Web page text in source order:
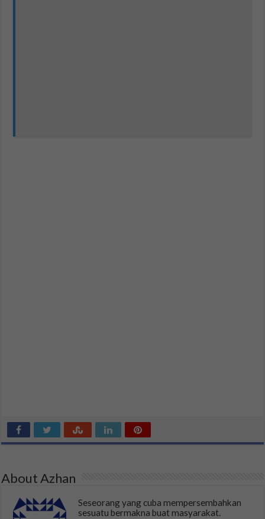
About Azhan
Seseorang yang cuba mempersembahkan
sesuatu bermakna buat masyarakat.